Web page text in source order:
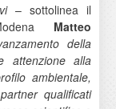
– sottolinea il
Matteo
della
attenzione alla
ambientale,
qualificati